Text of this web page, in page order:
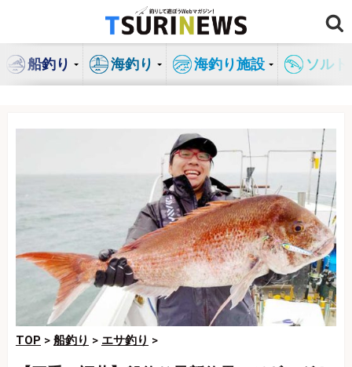
ン
船釣り 海釣り 海釣り施設 ソル
TOP > 船釣り > エサ釣り >